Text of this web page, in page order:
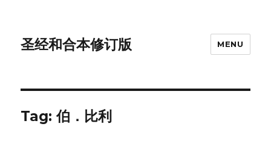
圣经和合本修订版 MENU
Tag: 伯．比利